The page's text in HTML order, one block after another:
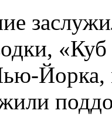
«Куб
Йорка,